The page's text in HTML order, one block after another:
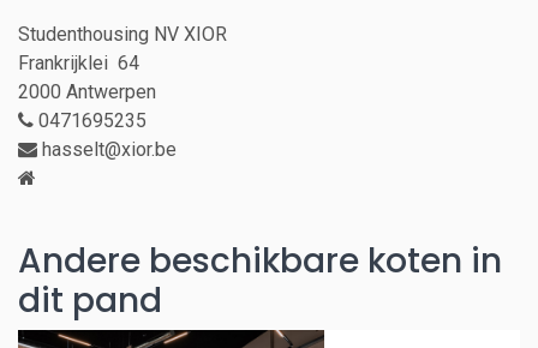
Studenthousing NV XIOR
Frankrijklei 64
2000 Antwerpen
0471695235
hasselt@xior.be
Andere beschikbare koten in
dit pand